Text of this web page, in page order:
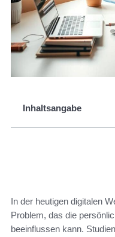
Inhaltsangabe
In der heutigen digitalen
Problem, das die
beeinflussen kann.